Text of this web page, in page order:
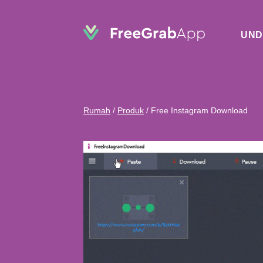
Rumah / Produk / Free Instagram Download